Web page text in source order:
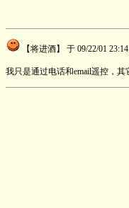
【将进酒】 于 09/22/01
我只是通过电话和email遥控，